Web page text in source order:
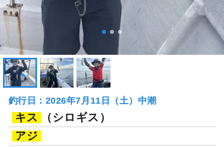
釣行日：2026年7月11日（土）中潮
キス
（シロギス）
アジ